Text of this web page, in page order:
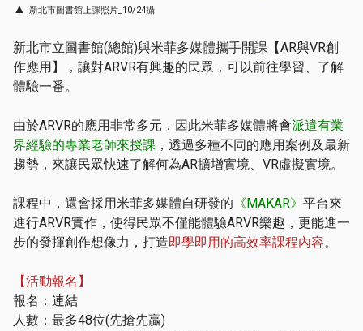
▲ 新北市圖書館上課照片_10/24攝
新北市立圖書館(總館)與米菲多媒體攜手開課【AR與VR創
作應用】，讓對ARVR有興趣的民眾，可以前往學習、了解
體驗一番。
由於ARVR的應用非常多元，因此米菲多媒體將會派遣有業
界經驗的專業老師來授課 ，透過多種不同的應用案例及最新
趨勢，來讓民眾快速了解何為AR擴增實境、VR虛擬實境。
課程中，還會採用米菲多媒體自研發的 《MAKAR》 平台來
進行ARVR實作，使得民眾不僅能體驗ARVR樂趣，更能進一
步的發揮創作想像力，打造即學即用的高效率課程內容。
【活動報名】
報名： 連結
人數：最多48位(先搶先贏)